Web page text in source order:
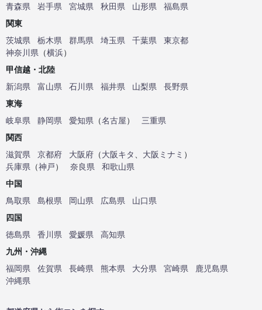
青森県
岩手県 宮城県 秋田県 山形県
福島県
関東
茨城県
栃木県 群馬県 埼玉県 千葉県
東京都
神奈川県 （横浜）
甲信越・北陸
新潟県
富山県 石川県 福井県 山梨県
長野県
東海
岐阜県
静岡県 愛知県 （名古屋）
三重県
関西
滋賀県
京都府 大阪府 （大阪キタ 大阪ミナミ ）
兵庫県 （神戸） 奈良県
和歌山県
中国
鳥取県
島根県 岡山県 広島県
山口県
四国
徳島県
香川県 愛媛県
高知県
九州・沖縄
福岡県
佐賀県 長崎県 熊本県 大分県 宮崎県
鹿児島県
沖縄県